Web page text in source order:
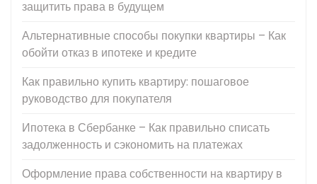
защитить права в будущем
Альтернативные способы покупки квартиры – Как
обойти отказ в ипотеке и кредите
Как правильно купить квартиру: пошаговое
руководство для покупателя
Ипотека в Сбербанке – Как правильно списать
задолженность и сэкономить на платежах
Оформление права собственности на квартиру в